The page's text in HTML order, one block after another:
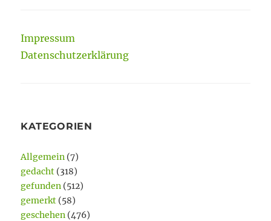
Impressum
Datenschutzerklärung
KATEGORIEN
Allgemein (7)
gedacht (318)
gefunden (512)
gemerkt (58)
geschehen (476)